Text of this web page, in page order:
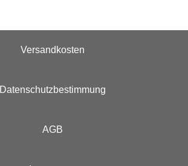
Versandkosten
Datenschutzbestimmung
AGB